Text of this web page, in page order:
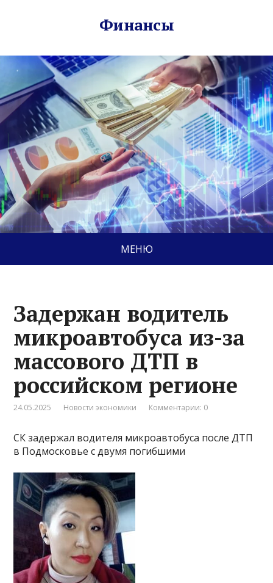
Финансы
МЕНЮ
Задержан водитель
микроавтобуса из-за
массового ДТП в
российском регионе
24.05.2025 Новости экономики Комментарии: 0
СК задержал водителя микроавтобуса после ДТП
в Подмосковье с двумя погибшими